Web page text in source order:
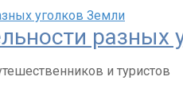
разных
и туристов